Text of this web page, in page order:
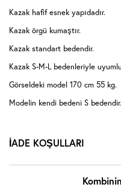
Kazak hafif esnek yapıdadır.
Kazak örgü kumaştır.
Kazak standart bedendir.
Kazak S-M-L bedenleriyle
Görseldeki model 170 cm 55 kg.
Modelin kendi bedeni S bedendir.
İADE KOŞULLARI